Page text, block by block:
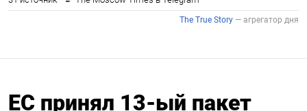
ЕС принял 13-ый пакет